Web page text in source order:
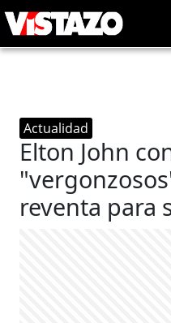
Actualidad
Elton John
reventa para